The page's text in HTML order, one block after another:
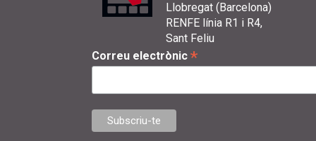
Llobregat (Barcelona)
RENFE línia R1 i R4,
Sant Feliu
Correu electrònic *